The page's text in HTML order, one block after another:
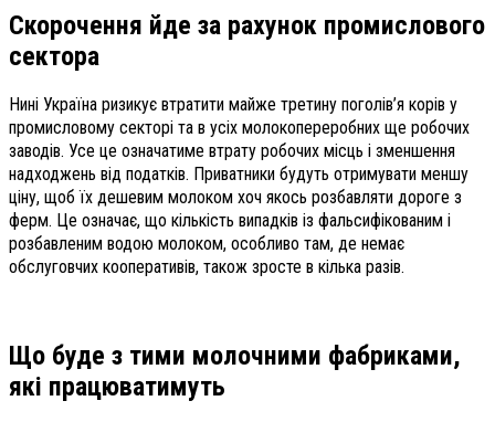
Скорочення йде за рахунок промислового
сектора
Нині Україна ризикує втратити майже третину поголів’я корів у
промисловому секторі та в усіх молокопереробних ще робочих
заводів. Усе це означатиме втрату робочих місць і зменшення
надходжень від податків. Приватники будуть отримувати меншу
ціну, щоб їх дешевим молоком хоч якось розбавляти дороге з
ферм. Це означає, що кількість випадків із фальсифікованим і
розбавленим водою молоком, особливо там, де немає
обслуговчих кооперативів, також зросте в кілька разів.
Що буде з тими молочними фабриками,
які працюватимуть